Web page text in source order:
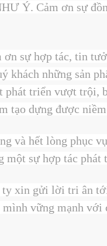
Ý. Cảm ơn sự
sự hợp tác, tin
khách những sản
phát triển vượt
tạo dựng được
và hết lòng phục
một sự hợp tác
xin gửi lời tri ân
mình vững mạnh